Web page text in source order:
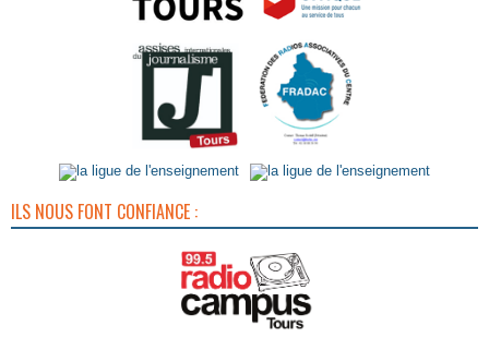
ILS NOUS FONT CONFIANCE :